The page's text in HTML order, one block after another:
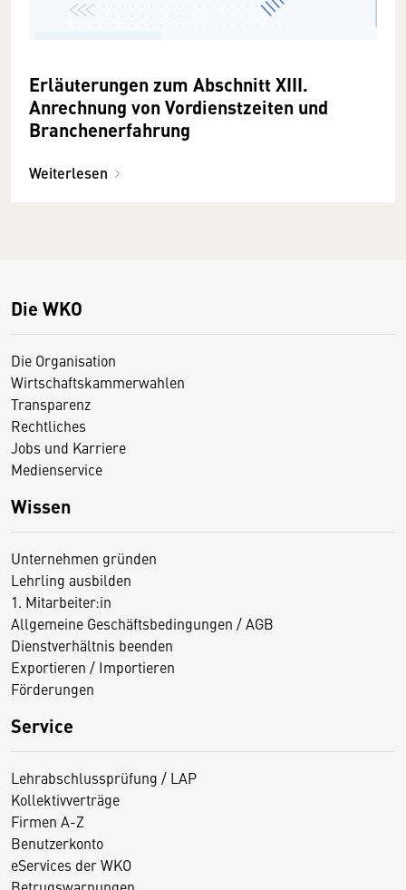
Erläuterungen zum Abschnitt XIII.
Anrechnung von Vordienstzeiten und
Branchenerfahrung
Weiterlesen
Die WKO
Die Organisation
Wirtschaftskammerwahlen
Transparenz
Rechtliches
Jobs und Karriere
Medienservice
Wissen
Unternehmen gründen
Lehrling ausbilden
1. Mitarbeiter:in
Allgemeine Geschäftsbedingungen / AGB
Dienstverhältnis beenden
Exportieren / Importieren
Förderungen
Service
Lehrabschlussprüfung / LAP
Kollektivverträge
Firmen A-Z
Benutzerkonto
eServices der WKO